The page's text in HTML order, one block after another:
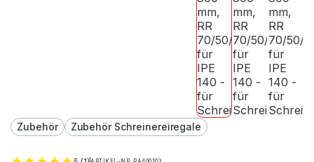
Zubehör Zubehör Schreinereiregale